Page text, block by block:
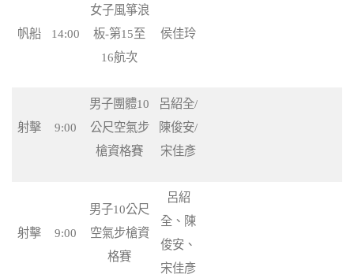
帆船 14:00
女子風箏浪
板-第15至
16航次
侯佳玲
射擊 9:00
男子團體10
公尺空氣步
槍資格賽
呂紹全/
陳俊安/
宋佳彥
射擊 9:00
男子10公尺
空氣步槍資
格賽
呂紹
全、陳
俊安、
宋佳彥